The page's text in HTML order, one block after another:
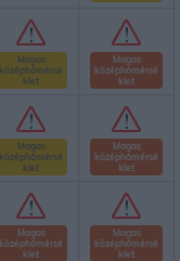
Magas
középhőmérsé
klet
Magas
középhőmérsé
klet
Magas
középhőmérsé
klet
Magas
középhőmérsé
klet
Magas
középhőmérsé
klet
Magas
középhőmérsé
klet